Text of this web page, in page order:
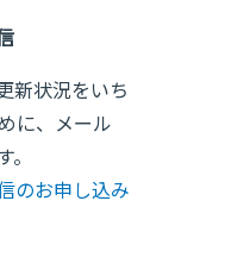
新状況をいち
に、メール
のお申し込み